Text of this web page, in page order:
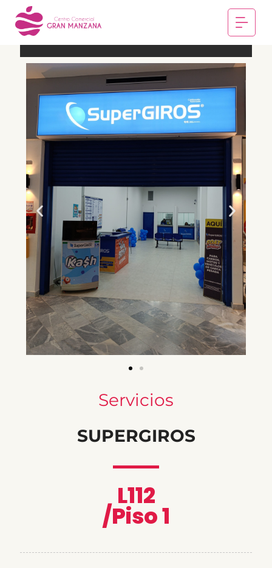
Servicios
SUPERGIROS
L112
/Piso 1